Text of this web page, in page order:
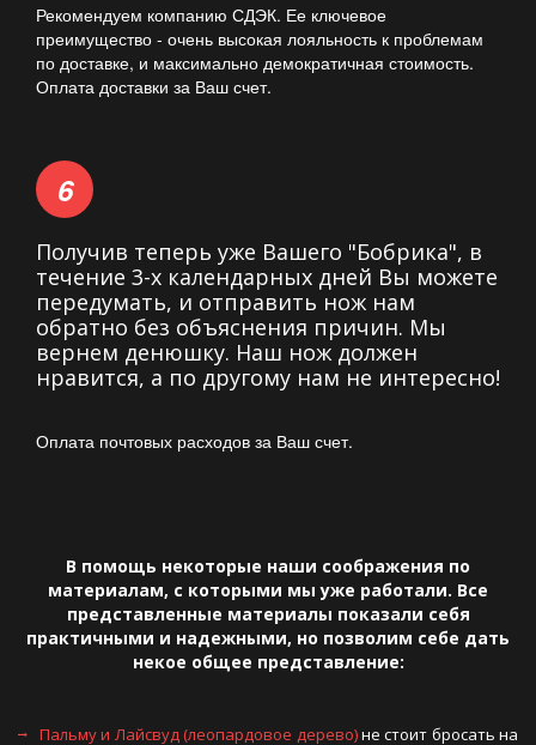
Рекомендуем компанию СДЭК. Ее ключевое
преимущество - очень высокая лояльность к проблемам
по доставке, и максимально демократичная стоимость.
Оплата доставки за Ваш счет.
Получив теперь уже Вашего "Бобрика", в
течение 3-х календарных дней Вы можете
передумать, и отправить нож нам
обратно без объяснения причин. Мы
вернем денюшку. Наш нож должен
нравится, а по другому нам не интересно!
Оплата почтовых расходов за Ваш счет.
В помощь некоторые наши соображения по
материалам, с которыми мы уже работали. Все
представленные материалы показали себя
практичными и надежными, но позволим себе дать
некое общее представление:
Пальму и Лайсвуд (леопардовое дерево)не стоит бросать на